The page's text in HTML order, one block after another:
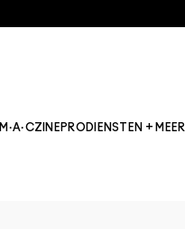
M·A·CZINE PRO DIENSTEN + MEER